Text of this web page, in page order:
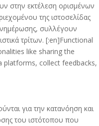
στην εκτέλεση ορισμένων
της ιστοσελίδας
συλλέγουν
τρίτων. [:en]Functional
like sharing the
collect feedbacks,
για την κατανόηση και
του ιστότοπου που